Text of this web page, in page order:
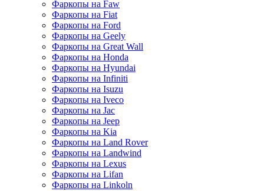
Фаркопы на Faw
Фаркопы на Fiat
Фаркопы на Ford
Фаркопы на Geely
Фаркопы на Great Wall
Фаркопы на Honda
Фаркопы на Hyundai
Фаркопы на Infiniti
Фаркопы на Isuzu
Фаркопы на Iveco
Фаркопы на Jac
Фаркопы на Jeep
Фаркопы на Kia
Фаркопы на Land Rover
Фаркопы на Landwind
Фаркопы на Lexus
Фаркопы на Lifan
Фаркопы на Linkoln